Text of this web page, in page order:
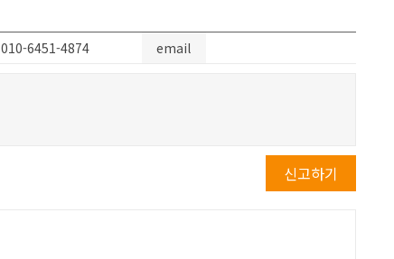
010-6451-4874 email
신고하기